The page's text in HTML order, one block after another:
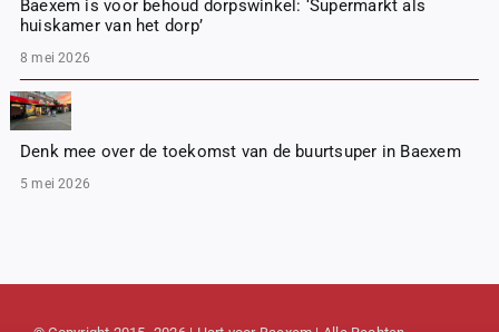
Baexem is voor behoud dorpswinkel: ‘Supermarkt als
huiskamer van het dorp’
8 mei 2026
Denk mee over de toekomst van de buurtsuper in Baexem
5 mei 2026